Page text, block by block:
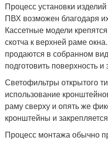
Процесс установки
ПВХ возможен благодаря
Кассетные модели
скотча к верхней раме
продаются в собранном
подготовить поверхность и
Светофильтры открытого
использование
раму сверху и опять же
кронштейны и
Процесс монтажа обычно